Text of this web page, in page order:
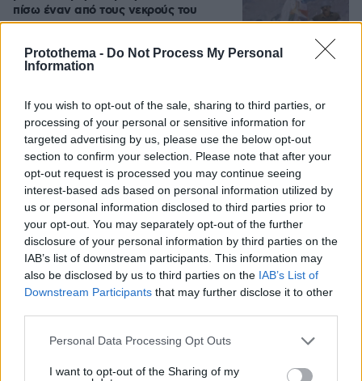
Protothema - Do Not Process My Personal
Information
If you wish to opt-out of the sale, sharing to third parties, or
processing of your personal or sensitive information for
targeted advertising by us, please use the below opt-out
section to confirm your selection. Please note that after your
opt-out request is processed you may continue seeing
interest-based ads based on personal information utilized by
us or personal information disclosed to third parties prior to
your opt-out. You may separately opt-out of the further
disclosure of your personal information by third parties on the
IAB’s list of downstream participants. This information may
also be disclosed by us to third parties on the IAB’s List of
Downstream Participants that may further disclose it to other
Please note that this website/app uses one or more Google
not limited to your visit or usage behaviour. You may click to
Personal Data Processing Opt Outs
I want to opt-out of the Sharing of my
πίσω έναν από τους νεκρούς του
Πατέρας για δεύτερη φορά ο
Κωνσταντέλιας: Η σύζυγός του
Χριστίνα έφερε στον κόσμο ένα
υγιέστατο κοριτσάκι
08.08.2026, 22:23 48
Αντόνιο Μπαντέρας: Ήξερα ότι δεν θα
πέρναγα όλη μου τη ζωή στο
Χόλιγουντ, δεν ήταν γραφτό να
μου
08.08.2026, 15:02 4